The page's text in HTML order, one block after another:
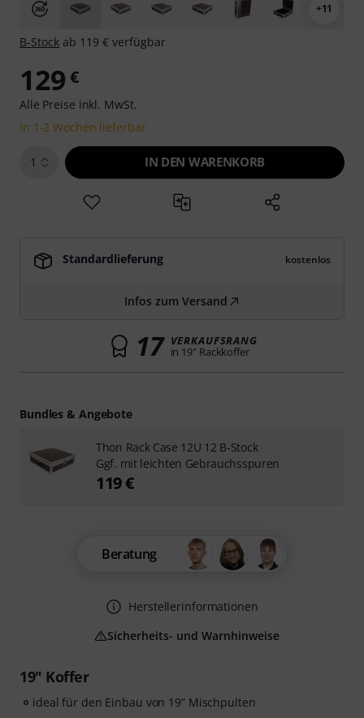
+11
19" Koffer
ideal für den Einbau von 19” Mischpulten
B-Stock ab 119 € verfügbar
129 €
Alle Preise inkl. MwSt.
In 1-2 Wochen lieferbar
1 IN DEN WARENKORB
Standardlieferung kostenlos
Infos zum Versand
17 VERKAUFSRANG
in 19" Rackkoffer
Beratung
Herstellerinformationen
Sicherheits- und Warnhinweise
Bundles & Angebote
Thon Rack Case 12U 12 B-Stock
Ggf. mit leichten Gebrauchsspuren
119 €